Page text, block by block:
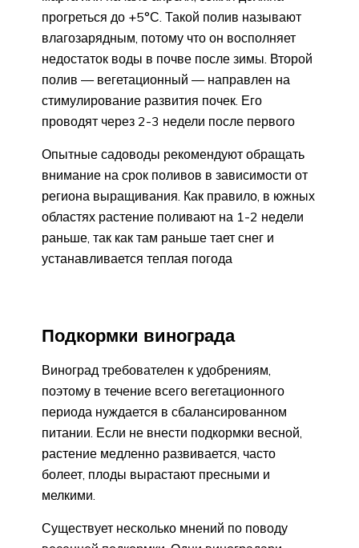
прогреться до +5°С. Такой полив называют
влагозарядным, потому что он восполняет
недостаток воды в почве после зимы. Второй
полив — вегетационный — направлен на
стимулирование развития почек. Его
проводят через 2-3 недели после первого
Опытные садоводы рекомендуют обращать
внимание на срок поливов в зависимости от
региона выращивания. Как правило, в южных
областях растение поливают на 1-2 недели
раньше, так как там раньше тает снег и
устанавливается теплая погода
Подкормки винограда
Виноград требователен к удобрениям,
поэтому в течение всего вегетационного
периода нуждается в сбалансированном
питании. Если не внести подкормки весной,
растение медленно развивается, часто
болеет, плоды вырастают пресными и
мелкими.
Существует несколько мнений по поводу